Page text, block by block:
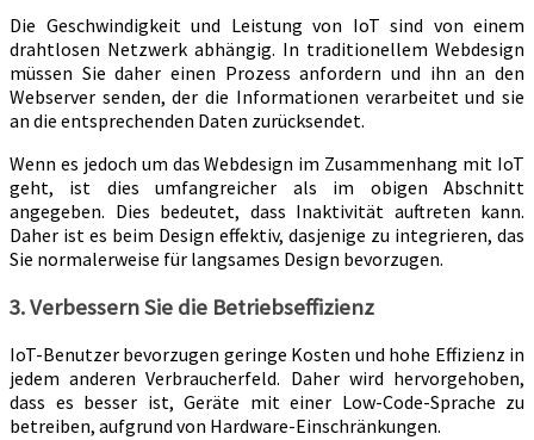
Die Geschwindigkeit und Leistung von IoT sind von einem
drahtlosen Netzwerk abhängig. In traditionellem Webdesign
müssen Sie daher einen Prozess anfordern und ihn an den
Webserver senden, der die Informationen verarbeitet und sie
an die entsprechenden Daten zurücksendet.
Wenn es jedoch um das Webdesign im Zusammenhang mit IoT
geht, ist dies umfangreicher als im obigen Abschnitt
angegeben. Dies bedeutet, dass Inaktivität auftreten kann.
Daher ist es beim Design effektiv, dasjenige zu integrieren, das
Sie normalerweise für langsames Design bevorzugen.
3. Verbessern Sie die Betriebseffizienz
IoT-Benutzer bevorzugen geringe Kosten und hohe Effizienz in
jedem anderen Verbraucherfeld. Daher wird hervorgehoben,
dass es besser ist, Geräte mit einer Low-Code-Sprache zu
betreiben, aufgrund von Hardware-Einschränkungen.